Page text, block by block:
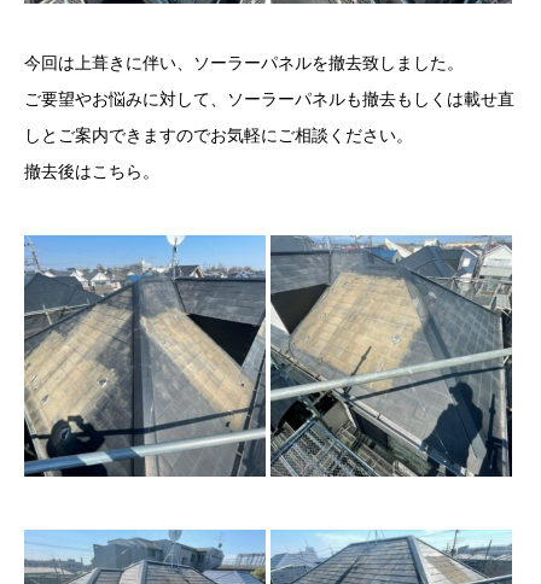
今回は上葺きに伴い、ソーラーパネルを撤去致しました。
ご要望やお悩みに対して、ソーラーパネルも撤去もしくは載せ直
しとご案内できますのでお気軽にご相談ください。
撤去後はこちら。